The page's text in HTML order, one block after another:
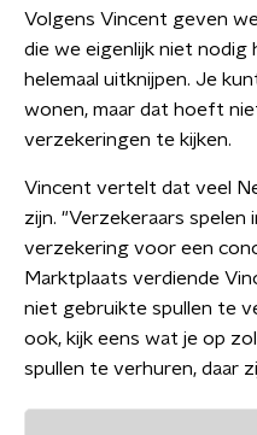
Volgens Vincent geven
die we eigenlijk niet nodig
helemaal uitknijpen. Je
wonen, maar dat hoeft
verzekeringen te kijken.
Vincent vertelt dat veel
zijn. "Verzekeraars spelen
verzekering voor een
Marktplaats verdiende
niet gebruikte spullen te
ook, kijk eens wat je op
spullen te verhuren, daar